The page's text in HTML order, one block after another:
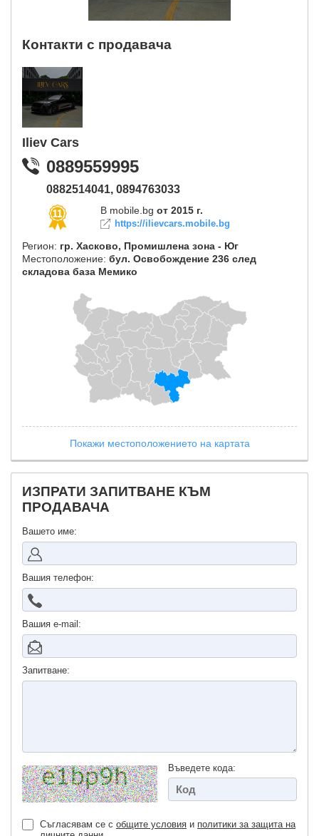
Контакти с продавача
Iliev Cars
0889559995
0882514041, 0894763033
В mobile.bg от 2015 г.
https://ilievcars.mobile.bg
Регион: гр. Хасково, Промишлена зона - Юг
Местоположение: бул. Освобождение 236 след
складова база Мемико
Покажи местоположението на картата
ИЗПРАТИ ЗАПИТВАНЕ КЪМ
ПРОДАВАЧА
Вашето име:
Вашия телефон:
Вашия е-mail:
Запитване:
Въведете кода:
Съгласявам се с общите условия и политики за защита на